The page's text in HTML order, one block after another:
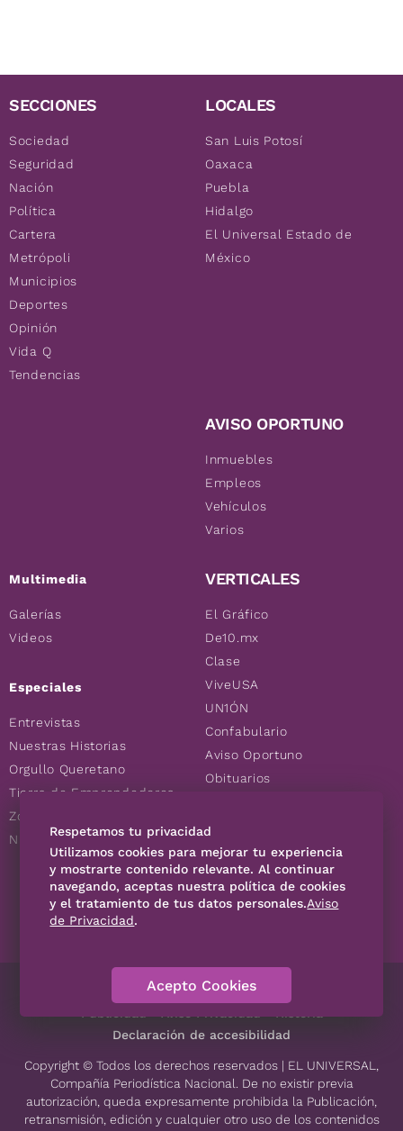
SECCIONES
Sociedad
Seguridad
Nación
Política
Cartera
Metrópoli
Municipios
Deportes
Opinión
Vida Q
Tendencias
Multimedia
Galerías
Videos
Especiales
Entrevistas
Nuestras Historias
Orgullo Queretano
Tierra de Emprendedores
Zoociales
Nuevos Queretanos
LOCALES
San Luis Potosí
Oaxaca
Puebla
Hidalgo
El Universal Estado de
México
AVISO OPORTUNO
Inmuebles
Empleos
Vehículos
Varios
VERTICALES
El Gráfico
De10.mx
Clase
ViveUSA
UN1ÓN
Confabulario
Aviso Oportuno
Obituarios
Consultas
SÍGUENOS
Contáctanos Código de Ética
Declaración de accesibilidad
Copyright © Todos los derechos reservados | EL UNIVERSAL,
Compañía Periodística Nacional. De no existir previa
autorización, queda expresamente prohibida la Publicación,
retransmisión, edición y cualquier otro uso de los contenidos
Respetamos tu privacidad
Utilizamos cookies para mejorar tu experiencia
y mostrarte contenido relevante. Al continuar
navegando, aceptas nuestra política de cookies
y el tratamiento de tus datos personales.Aviso
de Privacidad.
Acepto Cookies